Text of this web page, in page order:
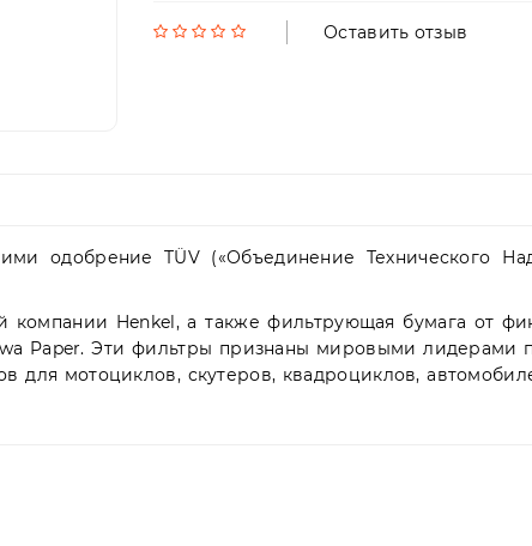
Оставить отзыв
одобрение TÜV («Объединение Технического
компании Henkel, а также фильтрующая бумага от
Paper. Эти фильтры признаны мировыми лидерами
для мотоциклов, скутеров, квадроциклов,